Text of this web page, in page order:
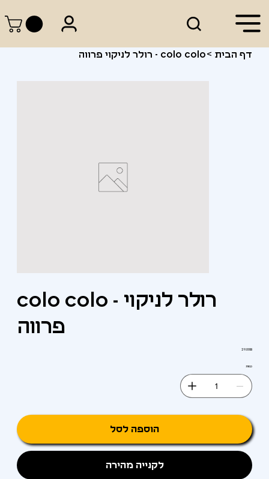
דף הבית >colo colo - רולר לניקוי פרווה
colo colo - רולר לניקוי
פרווה
מחיר‏29.00 ‏₪
כמות
הוספה לסל
לקנייה מהירה